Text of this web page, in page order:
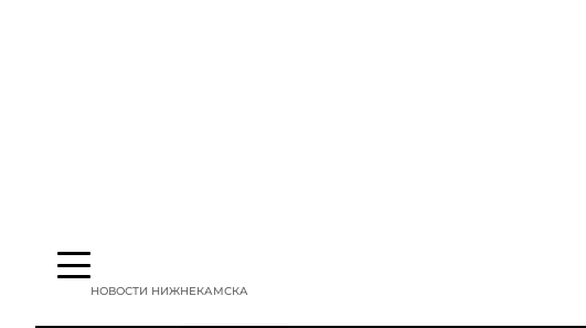
НОВОСТИ НИЖНЕКАМСКА